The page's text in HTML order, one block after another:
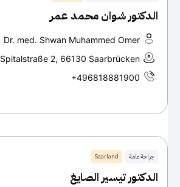
الدكتور شوان محمد عمر
Dr. med. Shwan Muhammed Omer
Spitalstraße 2, 66130 Saarbrücken
+496818881900
جراحة عامة Saarland
الدكتور تيسير الصايغ